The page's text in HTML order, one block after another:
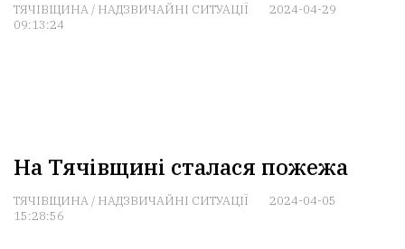
ТЯЧІВЩИНА/ НАДЗВИЧАЙНІ СИТУАЦІЇ
2024-04-29
09:13:24
На Тячівщині сталася пожежа
ТЯЧІВЩИНА/ НАДЗВИЧАЙНІ СИТУАЦІЇ
2024-04-05
15:28:56